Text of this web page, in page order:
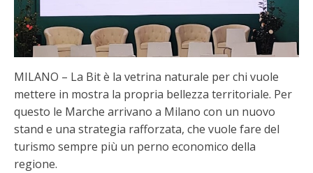
MILANO – La Bit è la vetrina naturale per chi vuole
mettere in mostra la propria bellezza territoriale. Per
questo le Marche arrivano a Milano con un nuovo
stand e una strategia rafforzata, che vuole fare del
turismo sempre più un perno economico della
regione.